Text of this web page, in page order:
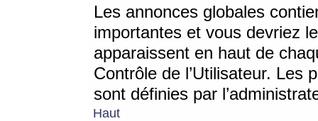
Les annonces globales
importantes et vous devriez
apparaissent en haut de
Contrôle de l’Utilisateur. Les
sont définies par
Haut